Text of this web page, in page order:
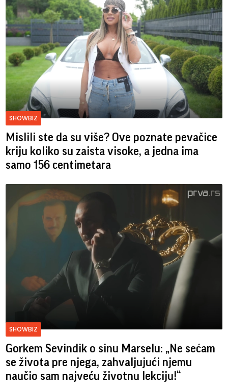
SHOWBIZ
Mislili ste da su više? Ove poznate pevačice
kriju koliko su zaista visoke, a jedna ima
samo 156 centimetara
SHOWBIZ
Gorkem Sevindik o sinu Marselu: „Ne sećam
se života pre njega, zahvaljujući njemu
naučio sam najveću životnu lekciju!“